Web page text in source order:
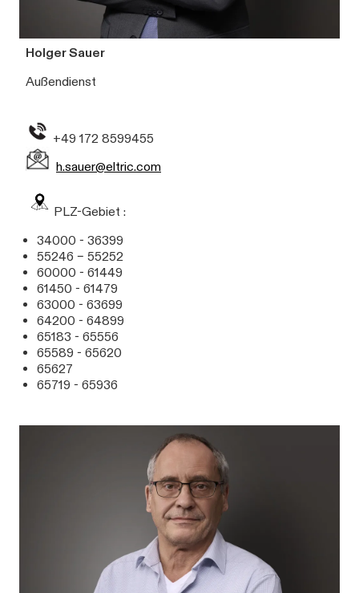
Holger Sauer
Außendienst
+49 172 8599455
h.sauer@eltric.com
PLZ-Gebiet :
34000 - 36399
55246 – 55252
60000 - 61449
61450 - 61479
63000 - 63699
64200 - 64899
65183 - 65556
65589 - 65620
65627
65719 - 65936